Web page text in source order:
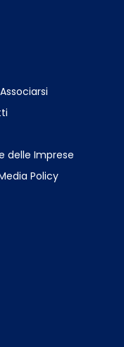
delle Imprese
Policy